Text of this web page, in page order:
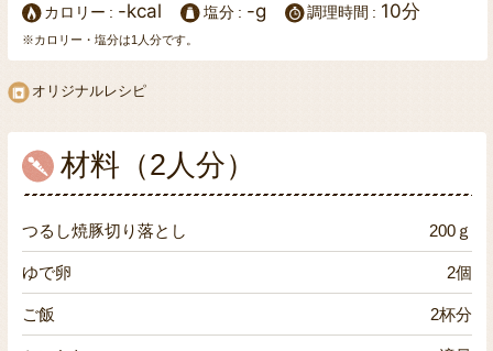
カロリー -kcal 塩分 -g 調理時間 10分
※カロリー・塩分は1人分です。
オリジナルレシピ
材料（2人分）
つるし焼豚切り落とし 200ｇ
ゆで卵 2個
ご飯 2杯分